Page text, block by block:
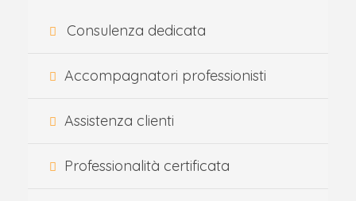
Consulenza dedicata
Accompagnatori professionisti
Assistenza clienti
Professionalità certificata